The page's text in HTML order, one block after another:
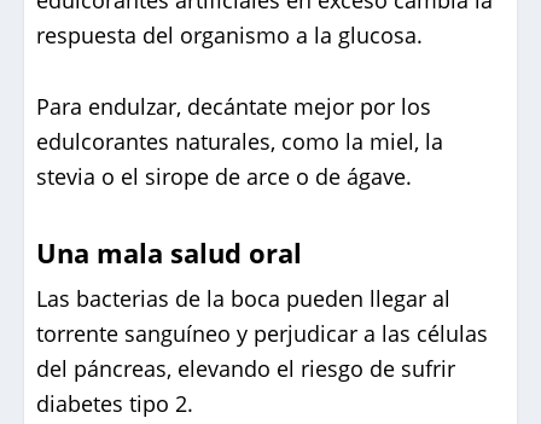
respuesta del organismo a la glucosa.
Para endulzar, decántate mejor por los
edulcorantes naturales, como la miel, la
stevia o el sirope de arce o de ágave.
Una mala salud oral
Las bacterias de la boca pueden llegar al
torrente sanguíneo y perjudicar a las células
del páncreas, elevando el riesgo de sufrir
diabetes tipo 2.